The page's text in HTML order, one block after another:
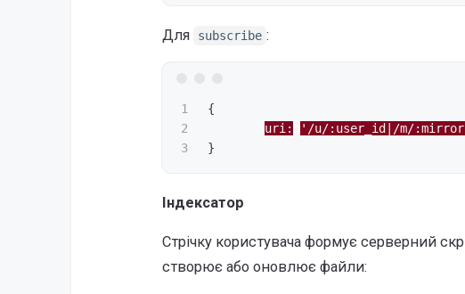
Для subscribe :
1
2
{
uri:
'/u/:user_id|/m/
}
Індексатор
Стрічку користувача формує серверний
створює або оновлює файли: